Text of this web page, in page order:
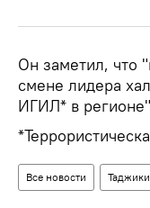
Он заметил, что
смене лидера
ИГИЛ* в
Все новости